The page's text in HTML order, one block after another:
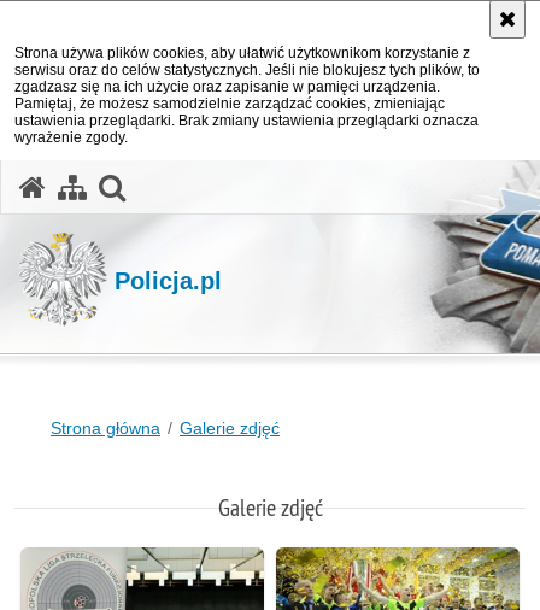
Strona używa plików cookies, aby ułatwić użytkownikom korzystanie z
serwisu oraz do celów statystycznych. Jeśli nie blokujesz tych plików, to
zgadzasz się na ich użycie oraz zapisanie w pamięci urządzenia.
Pamiętaj, że możesz samodzielnie zarządzać cookies, zmieniając
ustawienia przeglądarki. Brak zmiany ustawienia przeglądarki oznacza
wyrażenie zgody.
Policja.pl
Strona główna Galerie zdjęć
Galerie zdjęć